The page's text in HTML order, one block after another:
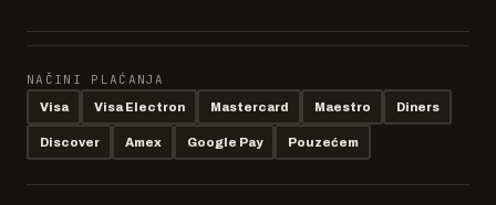
NAČINI PLAĆANJA
Visa Visa Electron Mastercard Maestro Diners
Discover Amex Google Pay Pouzećem